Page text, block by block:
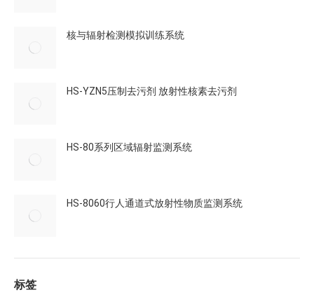
核与辐射检测模拟训练系统
HS-YZN5压制去污剂 放射性核素去污剂
HS-80系列区域辐射监测系统
HS-8060行人通道式放射性物质监测系统
标签